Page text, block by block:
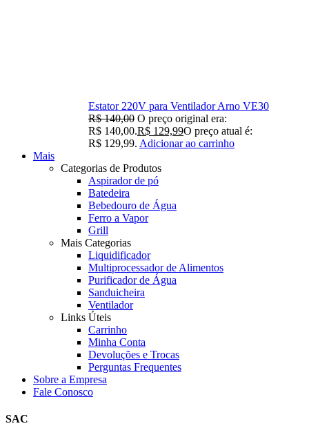
Estator 220V para Ventilador Arno VE30
R$140,00 O preço original era:
R$ 140,00.R$ 129,99O preço atual é:
R$ 129,99. Adicionar ao carrinho
Mais
Categorias de Produtos
Aspirador de pó
Batedeira
Bebedouro de Água
Ferro a Vapor
Grill
Mais Categorias
Liquidificador
Multiprocessador de Alimentos
Purificador de Água
Sanduicheira
Ventilador
Links Úteis
Carrinho
Minha Conta
Devoluções e Trocas
Perguntas Frequentes
Sobre a Empresa
Fale Conosco
SAC